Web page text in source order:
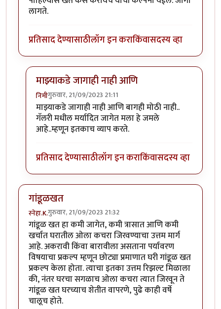
लागते.
प्रतिसाद देण्यासाठीलॉग इन कराकिंवासदस्य व्हा
माझ्याकडे जागाही नाही आणि
निमीगुरुवार, 21/09/2023 21:11
In reply toप्रयोग चालू द्या. सह्याद्रीbyकंजूस
माझ्याकडे जागाही नाही आणि बागही मोठी नाही..
गॅलरी मधील मर्यादित जागेत मला हे जमले
आहे..म्हणून इतकाच व्याप करते.
प्रतिसाद देण्यासाठीलॉग इन कराकिंवासदस्य व्हा
गांडूळखत
स्नेहा.K.गुरुवार, 21/09/2023 21:32
गांडूळ खत हा कमी जागेत, कमी त्रासात आणि कमी
खर्चात घरातील ओला कचरा जिरवण्याचा उत्तम मार्ग
आहे. अकरावी किंवा बारावीला असताना पर्यावरण
विषयाचा प्रकल्प म्हणून छोट्या प्रमाणात घरी गांडूळ खत
प्रकल्प केला होता. त्याचा इतका उत्तम रिझल्ट मिळाला
की, नंतर घरचा सगळाच ओला कचरा त्यात जिरवून ते
गांडूळ खत घरच्याच शेतीत वापरणे, पुढे काही वर्षे
चालूच होते.